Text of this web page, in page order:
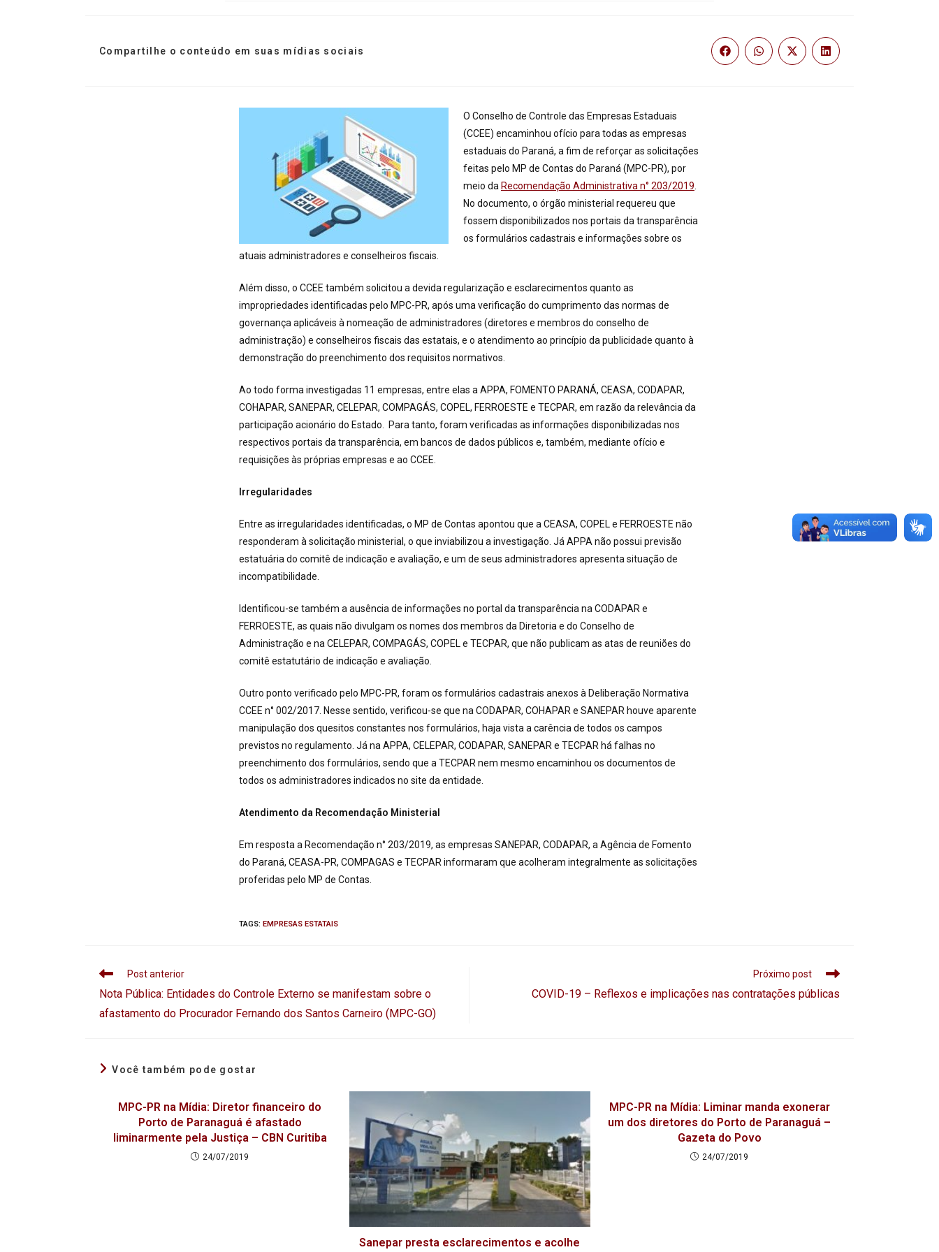
Compartilhe o conteúdo em suas mídias sociais
O Conselho de Controle das Empresas Estaduais
(CCEE) encaminhou ofício para todas as empresas
estaduais do Paraná, a fim de reforçar as solicitações
feitas pelo MP de Contas do Paraná (MPC-PR), por
meio da Recomendação Administrativa n° 203/2019
No documento, o órgão ministerial requereu que
fossem disponibilizados nos portais da transparência
os formulários cadastrais e informações sobre os
atuais administradores e conselheiros fiscais.
Além disso, o CCEE também solicitou a devida regularização e esclarecimentos quanto as
impropriedades identificadas pelo MPC-PR, após uma verificação do cumprimento das normas de
governança aplicáveis à nomeação de administradores (diretores e membros do conselho de
administração) e conselheiros fiscais das estatais, e o atendimento ao princípio da publicidade quanto à
demonstração do preenchimento dos requisitos normativos.
Ao todo forma investigadas 11 empresas, entre elas a APPA, FOMENTO PARANÁ, CEASA, CODAPAR,
COHAPAR, SANEPAR, CELEPAR, COMPAGÁS, COPEL, FERROESTE e TECPAR, em razão da relevância da
participação acionário do Estado. Para tanto, foram verificadas as informações disponibilizadas nos
respectivos portais da transparência, em bancos de dados públicos e, também, mediante ofício e
requisições às próprias empresas e ao CCEE.
Irregularidades
Entre as irregularidades identificadas, o MP de Contas apontou que a CEASA, COPEL e FERROESTE não
responderam à solicitação ministerial, o que inviabilizou a investigação. Já APPA não possui previsão
estatuária do comitê de indicação e avaliação, e um de seus administradores apresenta situação de
incompatibilidade.
Identificou-se também a ausência de informações no portal da transparência na CODAPAR e
FERROESTE, as quais não divulgam os nomes dos membros da Diretoria e do Conselho de
Administração e na CELEPAR, COMPAGÁS, COPEL e TECPAR, que não publicam as atas de reuniões do
comitê estatutário de indicação e avaliação.
Outro ponto verificado pelo MPC-PR, foram os formulários cadastrais anexos à Deliberação Normativa
CCEE n° 002/2017. Nesse sentido, verificou-se que na CODAPAR, COHAPAR e SANEPAR houve aparente
manipulação dos quesitos constantes nos formulários, haja vista a carência de todos os campos
previstos no regulamento. Já na APPA, CELEPAR, CODAPAR, SANEPAR e TECPAR há falhas no
preenchimento dos formulários, sendo que a TECPAR nem mesmo encaminhou os documentos de
todos os administradores indicados no site da entidade.
Atendimento da Recomendação Ministerial
Em resposta a Recomendação n° 203/2019, as empresas SANEPAR, CODAPAR, a Agência de Fomento
do Paraná, CEASA-PR, COMPAGAS e TECPAR informaram que acolheram integralmente as solicitações
proferidas pelo MP de Contas.
TAGS: EMPRESAS ESTATAIS
Post anterior
Nota Pública: Entidades do Controle Externo se manifestam sobre o
afastamento do Procurador Fernando dos Santos Carneiro (MPC-GO)
Próximo post
COVID-19 – Reflexos e implicações nas contratações públicas
Você também pode gostar
MPC-PR na Mídia: Diretor financeiro do
Porto de Paranaguá é afastado
liminarmente pela Justiça – CBN Curitiba
24/07/2019
Sanepar presta esclarecimentos e acolhe
MPC-PR na Mídia: Liminar manda exonerar
um dos diretores do Porto de Paranaguá –
Gazeta do Povo
24/07/2019